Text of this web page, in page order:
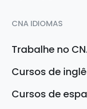
CNA IDIOMAS
Trabalhe no
Cursos de
Cursos de